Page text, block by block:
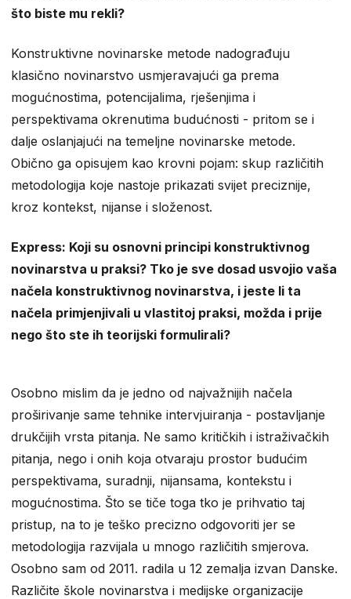
što biste mu rekli?
Konstruktivne novinarske metode nadograđuju
klasično novinarstvo usmjeravajući ga prema
mogućnostima, potencijalima, rješenjima i
perspektivama okrenutima budućnosti - pritom se i
dalje oslanjajući na temeljne novinarske metode.
Obično ga opisujem kao krovni pojam: skup različitih
metodologija koje nastoje prikazati svijet preciznije,
kroz kontekst, nijanse i složenost.
Express: Koji su osnovni principi konstruktivnog
novinarstva u praksi? Tko je sve dosad usvojio vaša
načela konstruktivnog novinarstva, i jeste li ta
načela primjenjivali u vlastitoj praksi, možda i prije
nego što ste ih teorijski formulirali?
Osobno mislim da je jedno od najvažnijih načela
proširivanje same tehnike intervjuiranja - postavljanje
drukčijih vrsta pitanja. Ne samo kritičkih i istraživačkih
pitanja, nego i onih koja otvaraju prostor budućim
perspektivama, suradnji, nijansama, kontekstu i
mogućnostima. Što se tiče toga tko je prihvatio taj
pristup, na to je teško precizno odgovoriti jer se
metodologija razvijala u mnogo različitih smjerova.
Osobno sam od 2011. radila u 12 zemalja izvan Danske.
Različite škole novinarstva i medijske organizacije